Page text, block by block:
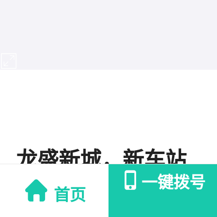
龙盛新城，新车站
旁
首页
一键拨号